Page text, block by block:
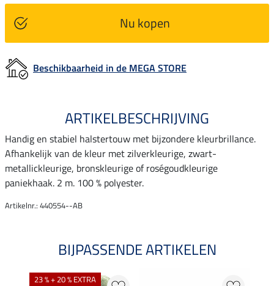
Nu kopen
Beschikbaarheid in de MEGA STORE
ARTIKELBESCHRIJVING
Handig en stabiel halstertouw met bijzondere kleurbrillance.
Afhankelijk van de kleur met zilverkleurige, zwart-
metallickleurige, bronskleurige of roségoudkleurige
paniekhaak. 2 m. 100 % polyester.
Artikelnr.: 440554--AB
BIJPASSENDE ARTIKELEN
23 % + 20 % EXTRA